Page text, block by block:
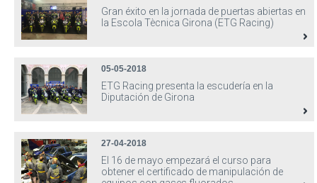
Gran éxito en la jornada de puertas abiertas en
la Escola Tècnica Girona (ETG Racing)
05-05-2018
ETG Racing presenta la escudería en la
Diputación de Girona
27-04-2018
El 16 de mayo empezará el curso para
obtener el certificado de manipulación de